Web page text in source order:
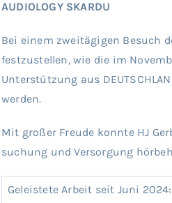
AUDIOLOGY SKARDU
Bei einem zweitägigen Besuch
festzustellen, wie die im
Unterstützung aus
werden.
Mit großer Freude konnte HJ
suchung und Versorgung
Geleistete Arbeit seit Juni 2024: